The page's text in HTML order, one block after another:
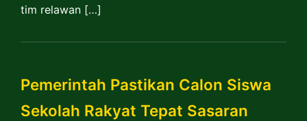
tim relawan […]
Pemerintah Pastikan Calon Siswa
Sekolah Rakyat Tepat Sasaran